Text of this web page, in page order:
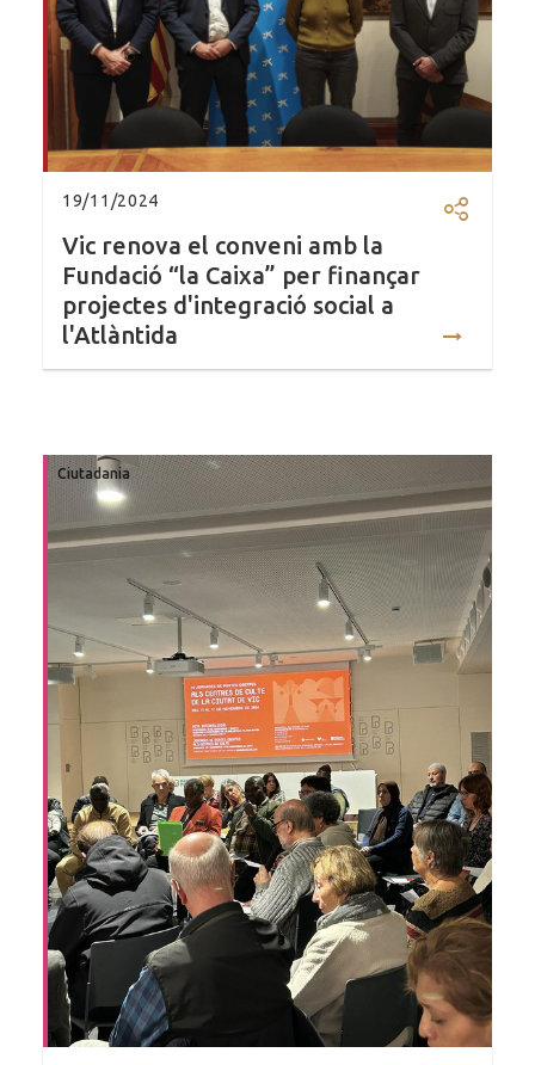
19/11/2024
Vic renova el conveni amb la
Fundació “la Caixa” per finançar
projectes d'integració social a
l'Atlàntida
Ciutadania